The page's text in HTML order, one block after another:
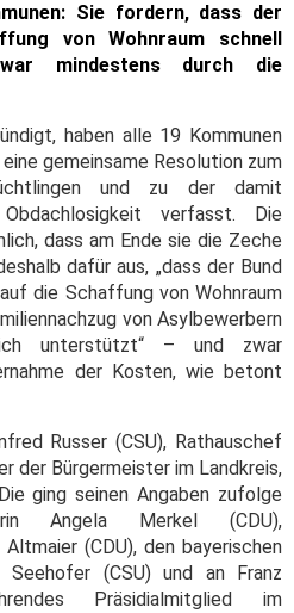
Sie fordern, dass der
von Wohnraum schnell
mindestens durch die
haben alle 19 Kommunen
gemeinsame Resolution zum
und zu der damit
verfasst. Die
dass am Ende sie die Zeche
dafür aus, „dass der Bund
die Schaffung von Wohnraum
von Asylbewerbern
unterstützt“ – und zwar
der Kosten, wie betont
Russer (CSU), Rathauschef
der Bürgermeister im Landkreis,
ging seinen Angaben zufolge
Angela Merkel (CDU),
(CDU), den bayerischen
Seehofer (CSU) und an Franz
Präsidialmitglied im